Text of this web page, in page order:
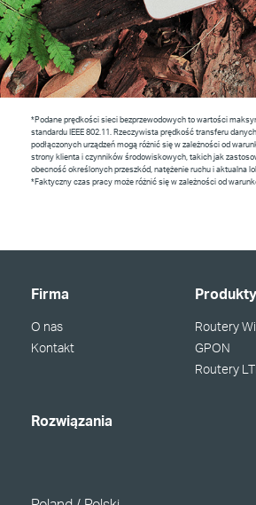
*Podane prędkości sieci bezprzewodowych to wartości
standardu IEEE 802.11. Rzeczywista prędkość transferu
podłączonych urządzeń mogą różnić się w zależności od
strony klienta i czynników środowiskowych, takich jak
obecność określonych przeszkód, natężenie ruchu i aktualna
*Faktyczny czas pracy może różnić się w zależności od
Firma
O nas
Kontakt
Produkty
Routery
GPON
Routery
Rozwiązania